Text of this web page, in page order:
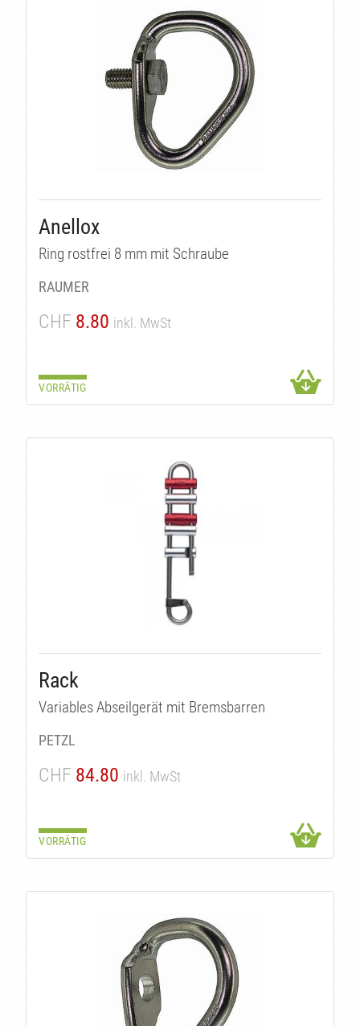
Anellox
Ring rostfrei 8 mm mit Schraube
RAUMER
CHF 8.80 inkl. MwSt
VORRÄTIG
Rack
Variables Abseilgerät mit Bremsbarren
PETZL
CHF 84.80 inkl. MwSt
VORRÄTIG